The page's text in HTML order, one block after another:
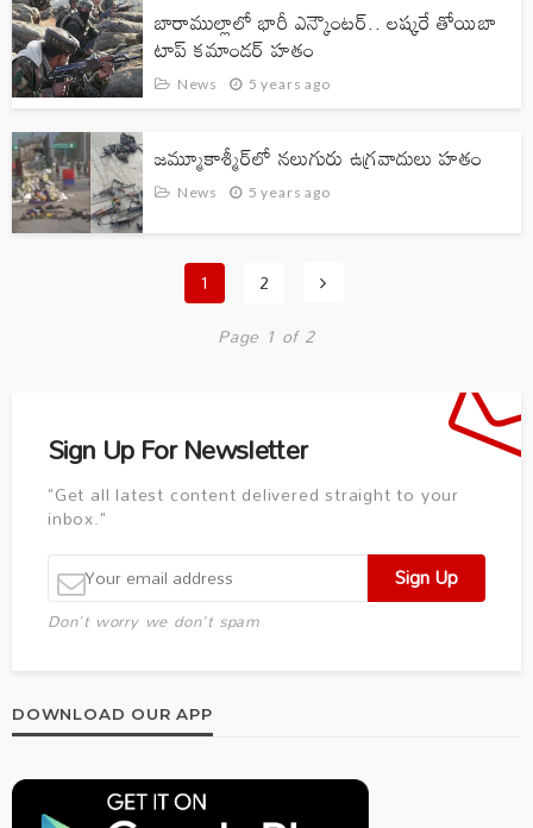
బారాముల్లాలో భారీ ఎన్కౌంటర్.. లష్కరే తోయిబా
టాప్ కమాండర్ హతం
News 5 years ago
జ‌మ్మూకాశ్మీర్‌లో న‌లుగురు ఉగ్ర‌వాదులు హ‌తం
News 5 years ago
1
2
Page 1 of 2
Sign Up For Newsletter
"Get all latest content delivered straight to your
inbox."
Don't worry we don't spam
DOWNLOAD OUR APP